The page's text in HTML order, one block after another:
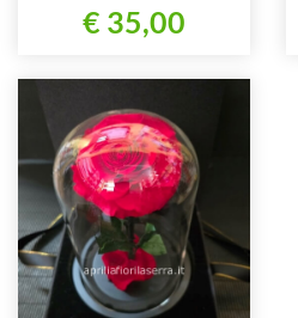
€ 35,00